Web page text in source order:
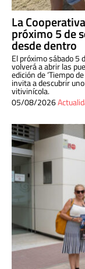
La
próximo 5 de
desde dentro
El próximo sábado 5
volverá a abrir las
edición de ‘Tiempo
invita a descubrir
vitivinícola.
05/08/2026